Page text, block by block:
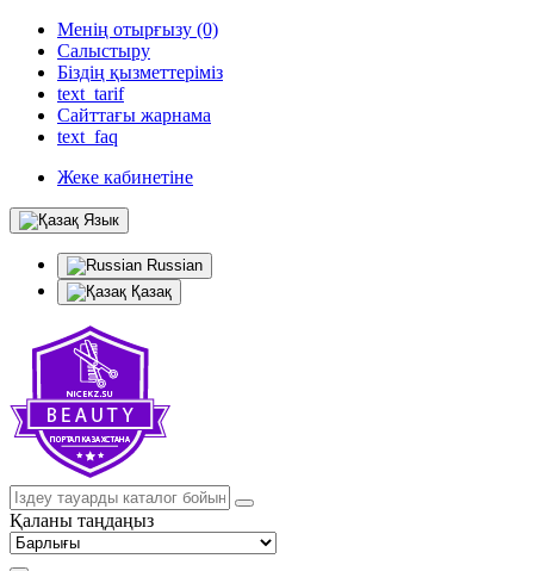
Менің отырғызу (0)
Салыстыру
Біздің қызметтеріміз
text_tarif
Сайттағы жарнама
text_faq
Жеке кабинетіне
Язык
Russian
Қазақ
Қаланы таңдаңыз